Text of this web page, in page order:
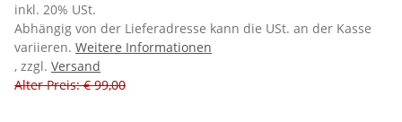
inkl. 20% USt.
Abhängig von der Lieferadresse kann die USt. an der Kasse
variieren. Weitere Informationen
, zzgl. Versand
Alter Preis: € 99,00